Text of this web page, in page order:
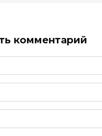
комментарий